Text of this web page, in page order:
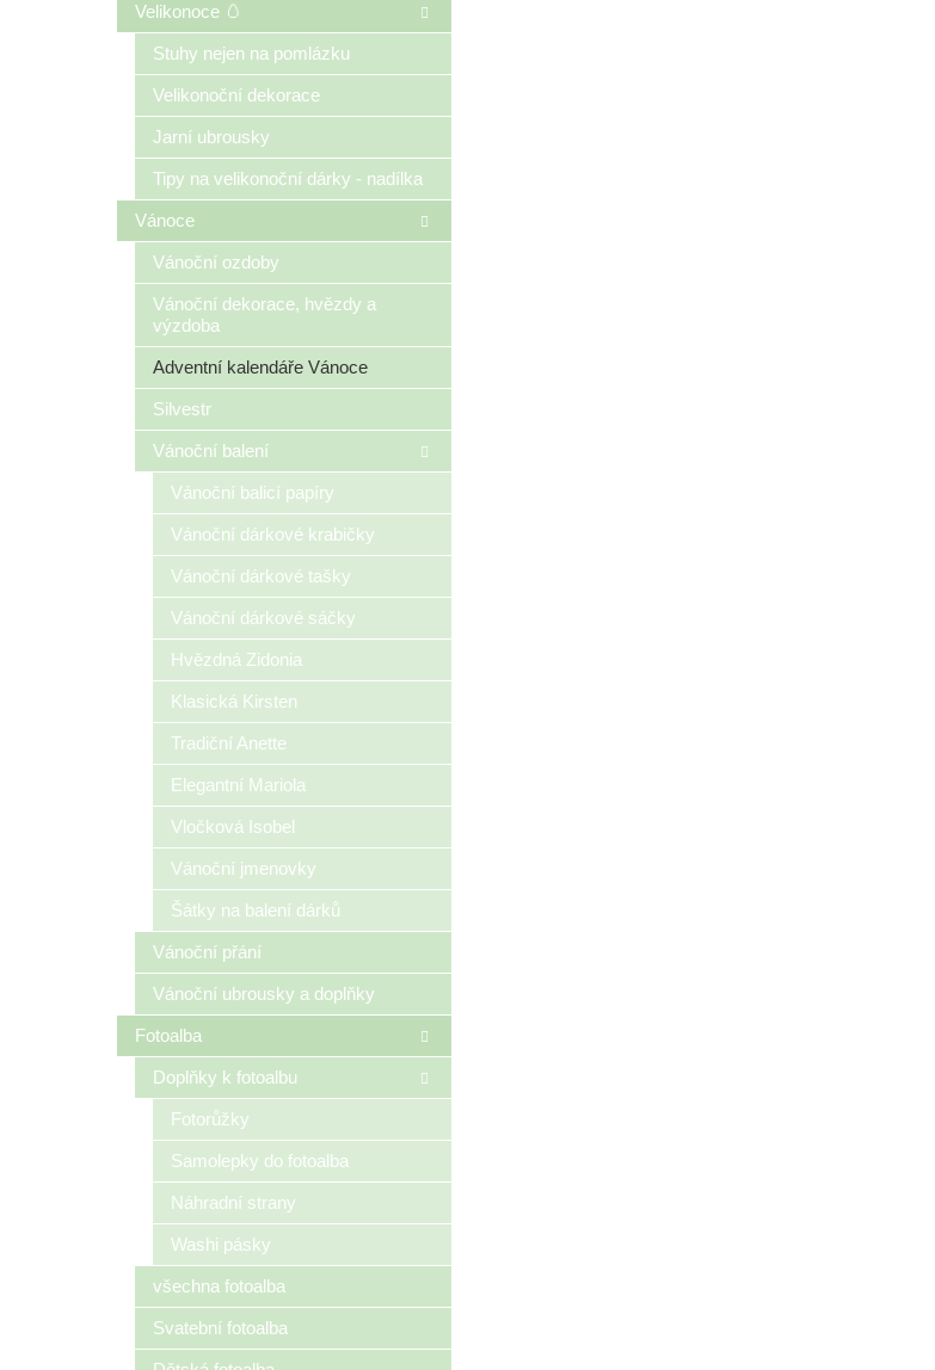
Velikonoce 🥚
Stuhy nejen na pomlázku
Velikonoční dekorace
Jarní ubrousky
Tipy na velikonoční dárky - nadílka
Vánoce
Vánoční ozdoby
Vánoční dekorace, hvězdy a
výzdoba
Adventní kalendáře Vánoce
Silvestr
Vánoční balení
Vánoční balicí papíry
Vánoční dárkové krabičky
Vánoční dárkové tašky
Vánoční dárkové sáčky
Hvězdná Zidonia
Klasická Kirsten
Tradiční Anette
Elegantní Mariola
Vločková Isobel
Vánoční jmenovky
Šátky na balení dárků
Vánoční přání
Vánoční ubrousky a doplňky
Fotoalba
Doplňky k fotoalbu
Fotorůžky
Samolepky do fotoalba
Náhradní strany
Washi pásky
všechna fotoalba
Svatební fotoalba